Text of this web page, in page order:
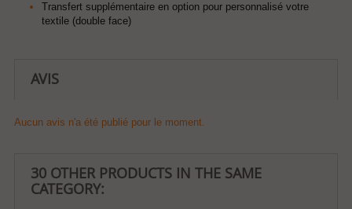
Transfert supplémentaire en option pour personnalisé votre
textile (double face)
AVIS
Aucun avis n'a été publié pour le moment.
30 OTHER PRODUCTS IN THE SAME
CATEGORY: